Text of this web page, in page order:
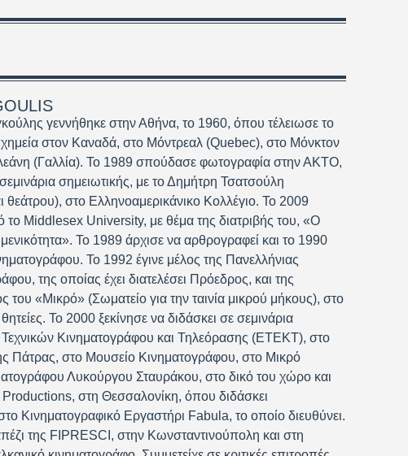
γεννήθηκε στην Αθήνα, το 1960, όπου τέλειωσε το
στον Καναδά, στο Μόντρεαλ (Quebec), στο Μόνκτον
(Γαλλία). Το 1989 σπούδασε φωτογραφία στην ΑΚΤΟ,
σημειωτικής, με το Δημήτρη Τσατσούλη
θεάτρου), στο Ελληνοαμερικάνικο Κολλέγιο. Το 2009
το Middlesex University, με θέμα της διατριβής του, «Ο
Το 1989 άρχισε να αρθρογραφεί και το 1990
Το 1992 έγινε μέλος της Πανελλήνιας
της οποίας έχει διατελέσει Πρόεδρος, και της
του «Μικρό» (Σωματείο για την ταινία μικρού μήκους), στο
Το 2000 ξεκίνησε να διδάσκει σε σεμινάρια
Κινηματογράφου και Τηλεόρασης (ΕΤΕΚΤ), στο
Πάτρας, στο Μουσείο Κινηματογράφου, στο Μικρό
Λυκούργου Σταυράκου, στο δικό του χώρο και
στη Θεσσαλονίκη, όπου διδάσκει
Κινηματογραφικό Εργαστήρι Fabula, το οποίο διευθύνει.
της FIPRESCI, στην Κωνσταντινούπολη και στη